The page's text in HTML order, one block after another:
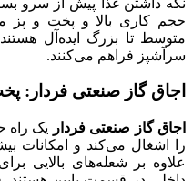
نگه داشتن غذا پیش از سرو
حجم کاری بالا و پخت و پز
متوسط تا بزرگ ایده‌آل
سرآشپز فراهم می‌کنند.
اجاق گاز صنعتی فردار:
اجاق گاز صنعتی فردار
یک
را اشغال می‌کند و امکانات
علاوه بر شعله‌های بالایی